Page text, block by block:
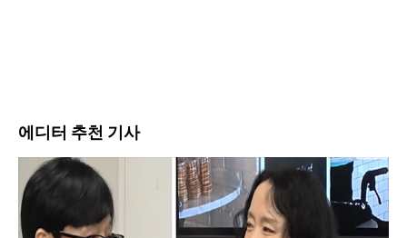
에디터 추천 기사